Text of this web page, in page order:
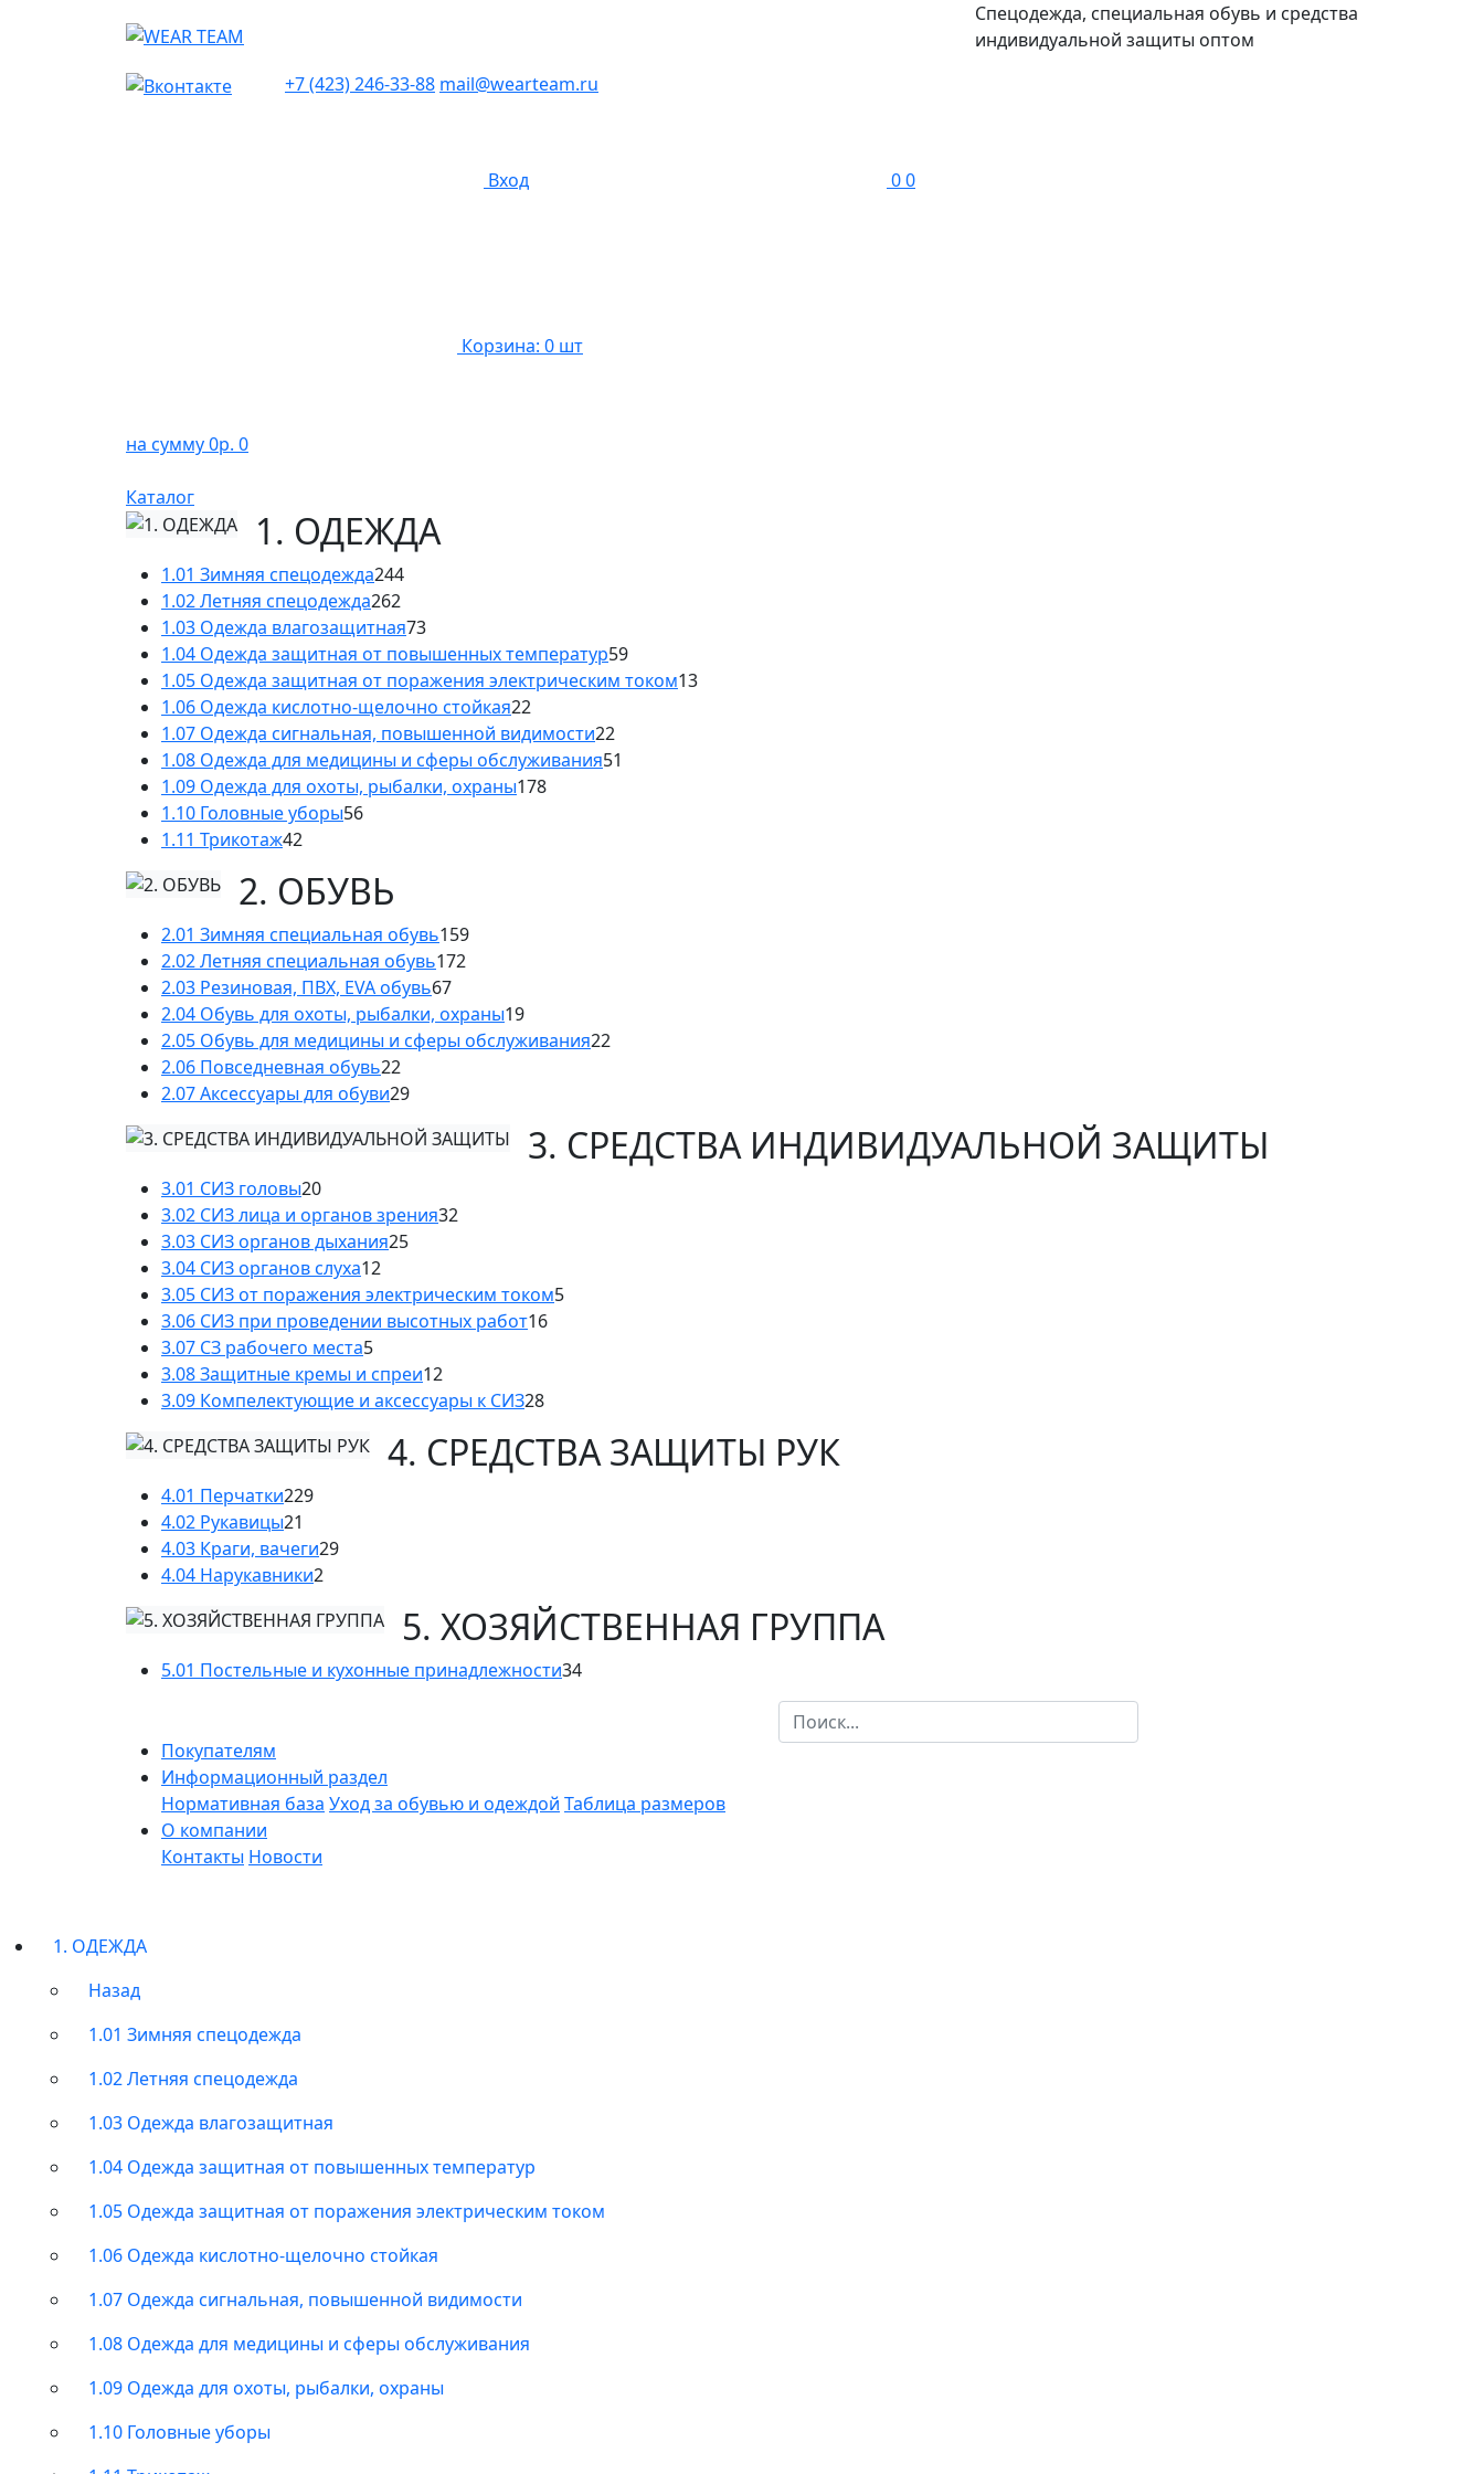
Спецодежда, специальная обувь и средства
индивидуальной защиты оптом
+7 (423) 246-33-88 mail@wearteam.ru
Вход 00
Корзина: 0 шт
на сумму 0р. 0
Каталог
1. ОДЕЖДА
1.01 Зимняя спецодежда244
1.02 Летняя спецодежда262
1.03 Одежда влагозащитная73
1.04 Одежда защитная от повышенных температур59
1.05 Одежда защитная от поражения электрическим током13
1.06 Одежда кислотно-щелочно стойкая22
1.07 Одежда сигнальная, повышенной видимости22
1.08 Одежда для медицины и сферы обслуживания51
1.09 Одежда для охоты, рыбалки, охраны178
1.10 Головные уборы56
1.11 Трикотаж42
2. ОБУВЬ
2.01 Зимняя специальная обувь159
2.02 Летняя специальная обувь172
2.03 Резиновая, ПВХ, EVA обувь67
2.04 Обувь для охоты, рыбалки, охраны19
2.05 Обувь для медицины и сферы обслуживания22
2.06 Повседневная обувь22
2.07 Аксессуары для обуви29
3. СРЕДСТВА ИНДИВИДУАЛЬНОЙ ЗАЩИТЫ
3.01 СИЗ головы20
3.02 СИЗ лица и органов зрения32
3.03 СИЗ органов дыхания25
3.04 СИЗ органов слуха12
3.05 СИЗ от поражения электрическим током5
3.06 СИЗ при проведении высотных работ16
3.07 СЗ рабочего места5
3.08 Защитные кремы и спреи12
3.09 Компелектующие и аксессуары к СИЗ28
4. СРЕДСТВА ЗАЩИТЫ РУК
4.01 Перчатки229
4.02 Рукавицы21
4.03 Краги, вачеги29
4.04 Нарукавники2
5. ХОЗЯЙСТВЕННАЯ ГРУППА
5.01 Постельные и кухонные принадлежности34
Покупателям
Информационный раздел
Нормативная база Уход за обувью и одеждой Таблица размеров
О компании
Контакты Новости
1. ОДЕЖДА
Назад
1.01 Зимняя спецодежда
1.02 Летняя спецодежда
1.03 Одежда влагозащитная
1.04 Одежда защитная от повышенных температур
1.05 Одежда защитная от поражения электрическим током
1.06 Одежда кислотно-щелочно стойкая
1.07 Одежда сигнальная, повышенной видимости
1.08 Одежда для медицины и сферы обслуживания
1.09 Одежда для охоты, рыбалки, охраны
1.10 Головные уборы